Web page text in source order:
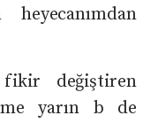
değiştiren
yarın b de